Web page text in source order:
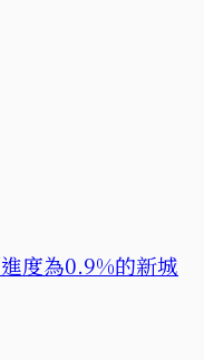
度為0.9%的新城